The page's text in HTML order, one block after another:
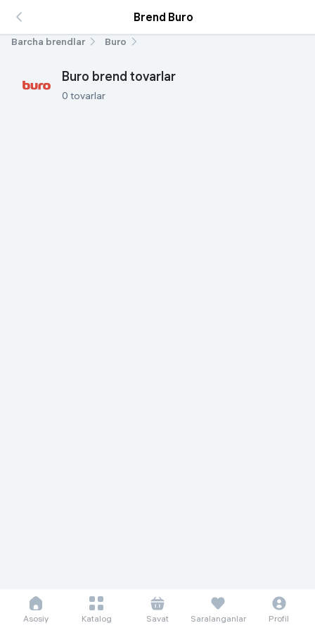
Brend Buro
Barcha brendlar Buro
Buro brend tovarlar
0 tovarlar
Asosiy Katalog Savat Saralanganlar Profil